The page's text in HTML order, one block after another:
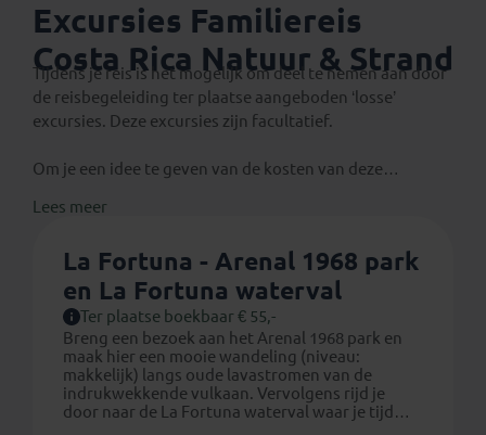
Excursies Familiereis
Costa Rica Natuur & Strand
Tijdens je reis is het mogelijk om deel te nemen aan door
de reisbegeleiding ter plaatse aangeboden ‘losse’
excursies. Deze excursies zijn facultatief.
Om je een idee te geven van de kosten van deze
persoon gebaseerd op de deelname van minimaal 6
koersschommelingen kan de prijs veranderen. De
bedragen zijn dus slechts bedoeld om je een indicatie
van de kosten te geven. Omdat de entreegelden vaak
veranderen, zijn deze niet opgenomen in de excursieprijs
(tenzij expliciet vermeld).
Alle prijzen van de excursies zijn genoemd in euro's.Ter
Lees meer
La Fortuna - Arenal 1968 park
en La Fortuna waterval
Ter plaatse boekbaar € 55,-
Breng een bezoek aan het Arenal 1968 park en
maak hier een mooie wandeling (niveau:
makkelijk) langs oude lavastromen van de
indrukwekkende vulkaan. Vervolgens rijd je
door naar de La Fortuna waterval waar je tijd